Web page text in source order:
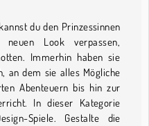
kannst du den Prinzessinnen
Look verpassen,
Immerhin haben sie
an dem sie alles Mögliche
Abenteuern bis hin zur
In dieser Kategorie
Spiele. Gestalte die